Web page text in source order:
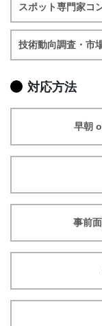
スポット専門家コ
技術動向調査・市
対応方法
早朝
事前